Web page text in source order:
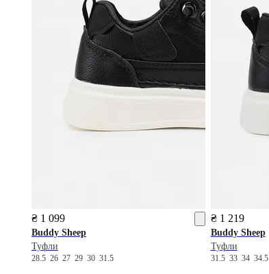
₴ 1 099
Buddy Sheep
Туфли
28.5 26 27 29 30 31.5
₴ 1 219
Buddy Sheep
Туфли
31.5 33 34 34.5